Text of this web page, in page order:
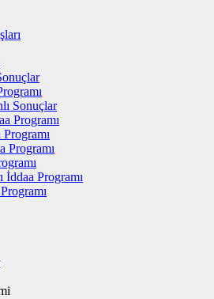
Sonuçlar
Programı
Programı
İddaa Programı